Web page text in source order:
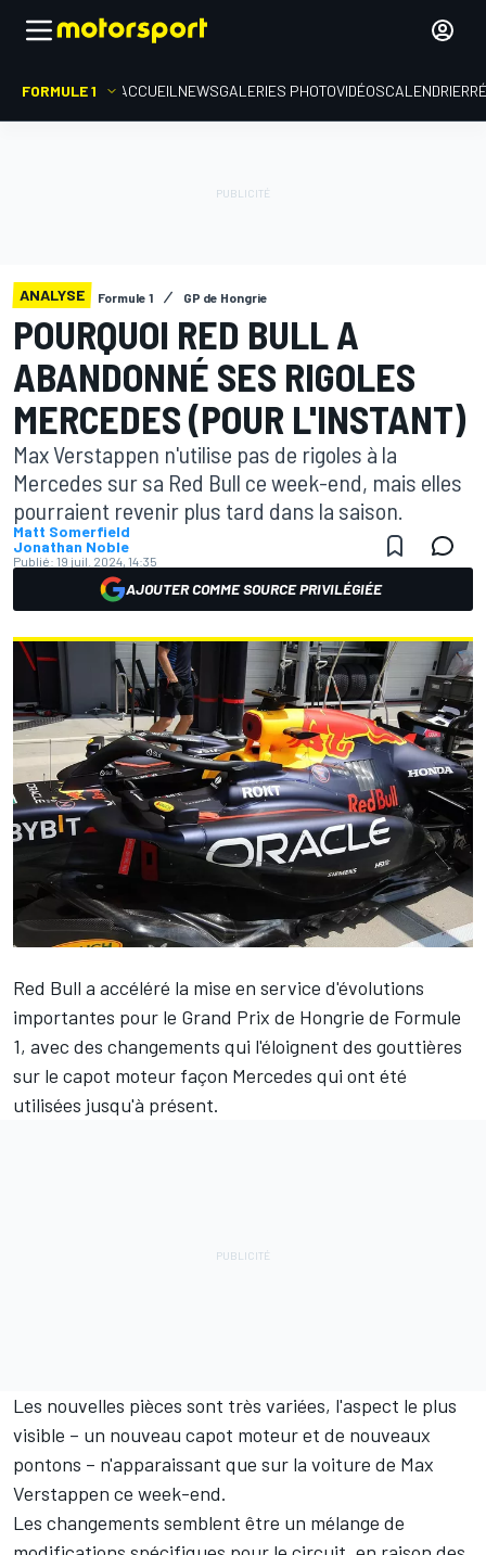
FORMULE 1 ACCUEIL NEWSGALERIES PHOTOVIDÉOSCALENDRIER
ANALYSE Formule 1 GP de Hongrie
POURQUOI RED BULL A
ABANDONNÉ SES RIGOLES
MERCEDES (POUR L'INSTANT)
Max Verstappen n'utilise pas de rigoles à la
Mercedes sur sa Red Bull ce week-end, mais elles
pourraient revenir plus tard dans la saison.
Matt Somerfield
Jonathan Noble
Publié: 19 juil. 2024, 14:35
AJOUTER COMME SOURCE PRIVILÉGIÉE
Red Bull a accéléré la mise en service d'évolutions
importantes pour le Grand Prix de Hongrie de Formule
1, avec des changements qui l'éloignent des gouttières
sur le capot moteur façon Mercedes qui ont été
utilisées jusqu'à présent.
Les nouvelles pièces sont très variées, l'aspect le plus
visible – un nouveau capot moteur et de nouveaux
pontons – n'apparaissant que sur la voiture de Max
Verstappen ce week-end.
Les changements semblent être un mélange de